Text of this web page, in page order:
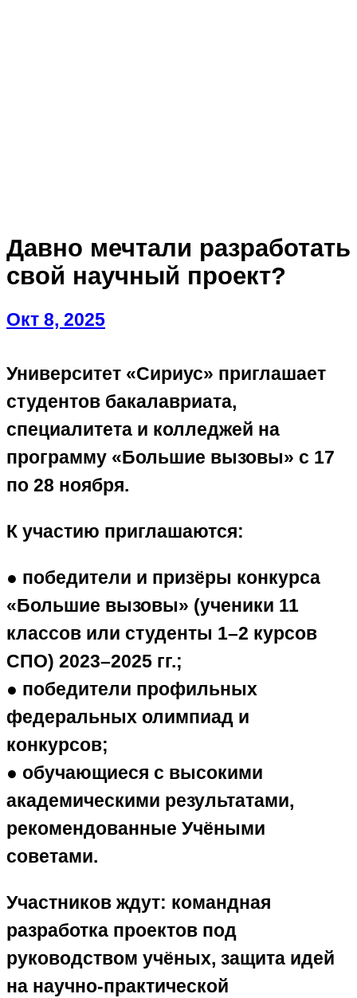
Давно мечтали разработать
свой научный проект?
Окт 8, 2025
Университет «Сириус» приглашает
студентов бакалавриата,
специалитета и колледжей на
программу «Большие вызовы» с 17
по 28 ноября.
К участию приглашаются:
● победители и призёры конкурса
«Большие вызовы» (ученики 11
классов или студенты 1–2 курсов
СПО) 2023–2025 гг.;
● победители профильных
федеральных олимпиад и
конкурсов;
● обучающиеся с высокими
академическими результатами,
рекомендованные Учёными
советами.
Участников ждут: командная
разработка проектов под
руководством учёных, защита идей
на научно-практической